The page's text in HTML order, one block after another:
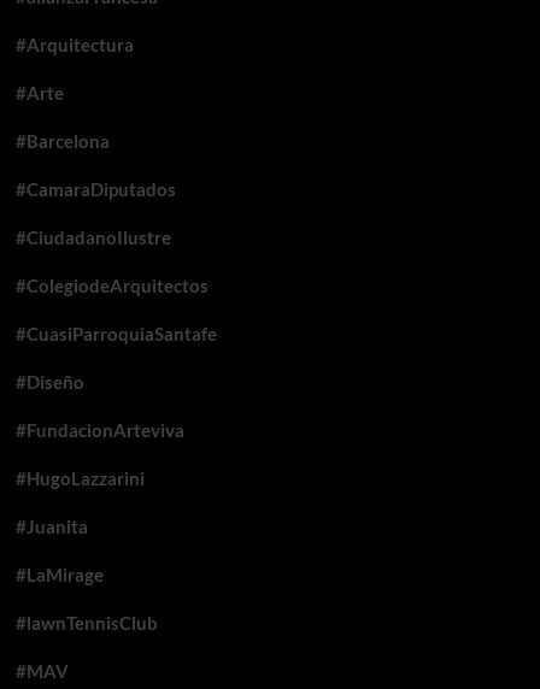
#Arquitectura
#Arte
#Barcelona
#CamaraDiputados
#CiudadanoIlustre
#ColegiodeArquitectos
#CuasiParroquiaSantafe
#Diseño
#FundacionArteviva
#HugoLazzarini
#Juanita
#LaMirage
#lawnTennisClub
#MAV